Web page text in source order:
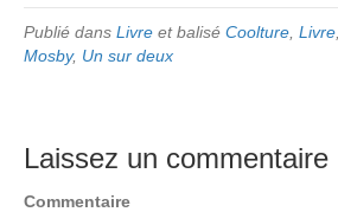
Publié dans Livre et balisé Coolture Livre
Mosby, Un sur deux
Laissez un commentaire
Commentaire